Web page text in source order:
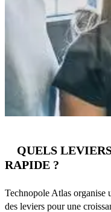
QUELS
RAPIDE ?
Technopole Atlas organise
des leviers pour une